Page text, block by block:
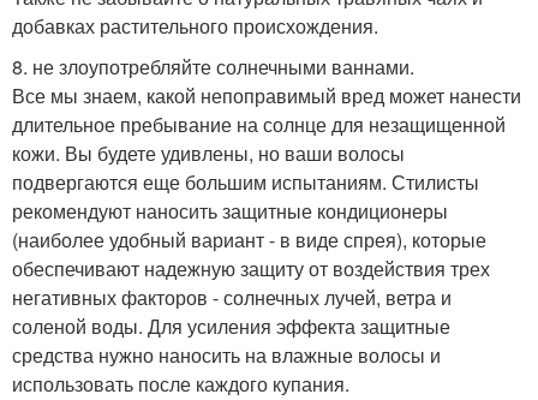
добавках растительного происхождения.
8. не злоупотребляйте солнечными ваннами.
Все мы знаем, какой непоправимый вред может нанести
длительное пребывание на солнце для незащищенной
кожи. Вы будете удивлены, но ваши волосы
подвергаются еще большим испытаниям. Стилисты
рекомендуют наносить защитные кондиционеры
(наиболее удобный вариант - в виде спрея), которые
обеспечивают надежную защиту от воздействия трех
негативных факторов - солнечных лучей, ветра и
соленой воды. Для усиления эффекта защитные
средства нужно наносить на влажные волосы и
использовать после каждого купания.